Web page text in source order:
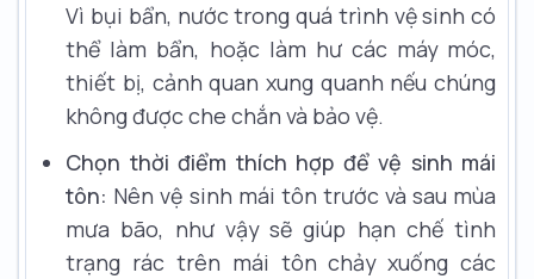
Vì bụi bẩn, nước trong quá trình vệ sinh có
thể làm bẩn, hoặc làm hư các máy móc,
thiết bị, cảnh quan xung quanh nếu chúng
không được che chắn và bảo vệ.
Chọn thời điểm thích hợp để vệ sinh mái
tôn: Nên vệ sinh mái tôn trước và sau mùa
mưa bão, như vậy sẽ giúp hạn chế tình
trạng rác trên mái tôn chảy xuống các